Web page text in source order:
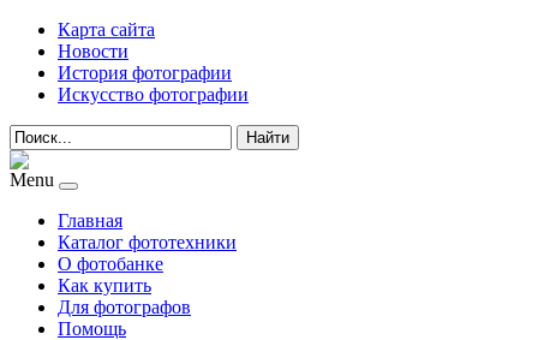
Карта сайта
Новости
История фотографии
Искусство фотографии
Найти
Menu
Главная
Каталог фототехники
О фотобанке
Как купить
Для фотографов
Помощь